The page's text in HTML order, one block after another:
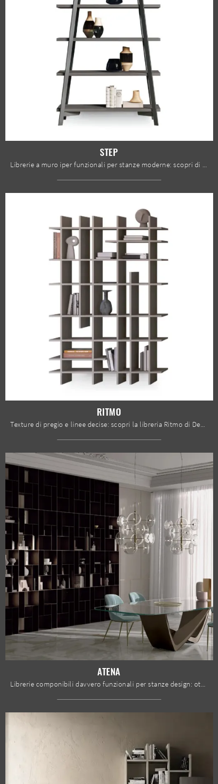
STEP
RITMO
Texture di pregio e linee decise: scopri la libreria Ritmo di Devina Nais tra le più originali Librerie moderne componibili.
ATENA
Librerie componibili davvero funzionali per stanze design: ottieni informazioni sul modello Atena dell'azienda Bontempi!